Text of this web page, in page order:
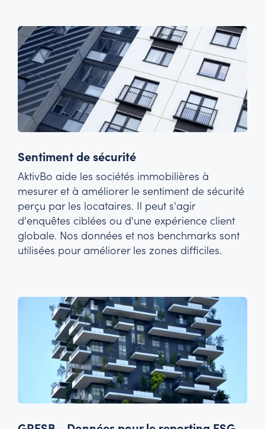
Sentiment de sécurité
AktivBo aide les sociétés immobilières à
mesurer et à améliorer le sentiment de sécurité
perçu par les locataires. Il peut s'agir
d'enquêtes ciblées ou d'une expérience client
globale. Nos données et nos benchmarks sont
utilisées pour améliorer les zones difficiles.